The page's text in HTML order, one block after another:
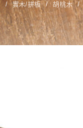
/ 實木/拼板 / 胡桃木 /